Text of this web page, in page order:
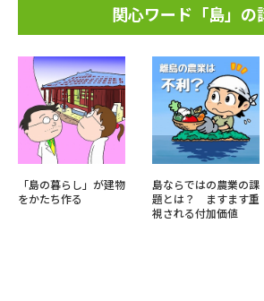
関心ワード「島」の
「島の暮らし」が建物
をかたち作る
島ならではの農業の課
題とは？ ますます重
視される付加価値